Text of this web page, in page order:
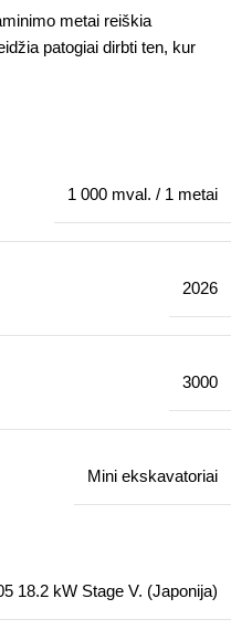
metai reiškia
patogiai dirbti ten, kur
1 000 mval. / 1 metai
2026
3000
Mini ekskavatoriai
18.2 kW Stage V. (Japonija)